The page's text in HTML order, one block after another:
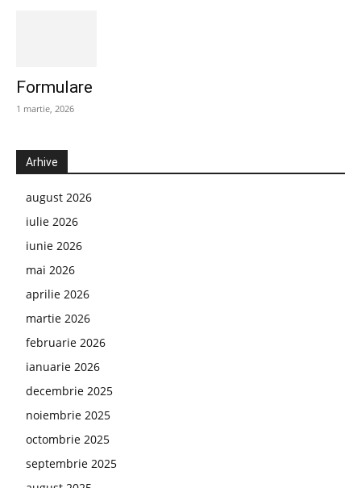
Formulare
1 martie, 2026
Arhive
august 2026
iulie 2026
iunie 2026
mai 2026
aprilie 2026
martie 2026
februarie 2026
ianuarie 2026
decembrie 2025
noiembrie 2025
octombrie 2025
septembrie 2025